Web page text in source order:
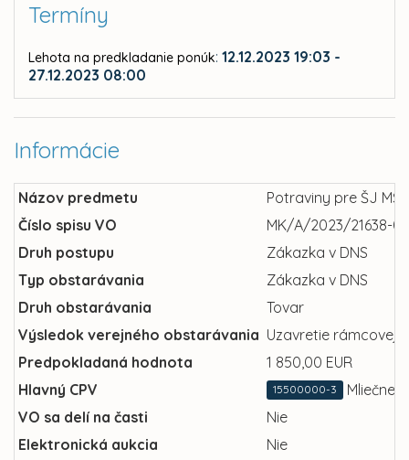
Termíny
Lehota na predkladanie ponúk: 12.12.2023 19:03 -
27.12.2023 08:00
Informácie
Názov predmetu
Potraviny pre ŠJ MŠ
Číslo spisu VO
MK/A/2023/21638-
Druh postupu
Zákazka v DNS
Typ obstarávania
Zákazka v DNS
Druh obstarávania
Tovar
Výsledok verejného obstarávania Uzavretie rámcovej
Predpokladaná hodnota
1 850,00 EUR
Hlavný CPV
15500000-3
Mliečne
VO sa delí na časti
Nie
Elektronická aukcia
Nie